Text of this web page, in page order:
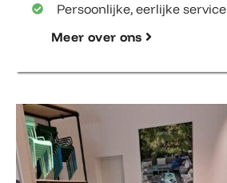
Persoonlijke, eerlijke service
Meer over ons